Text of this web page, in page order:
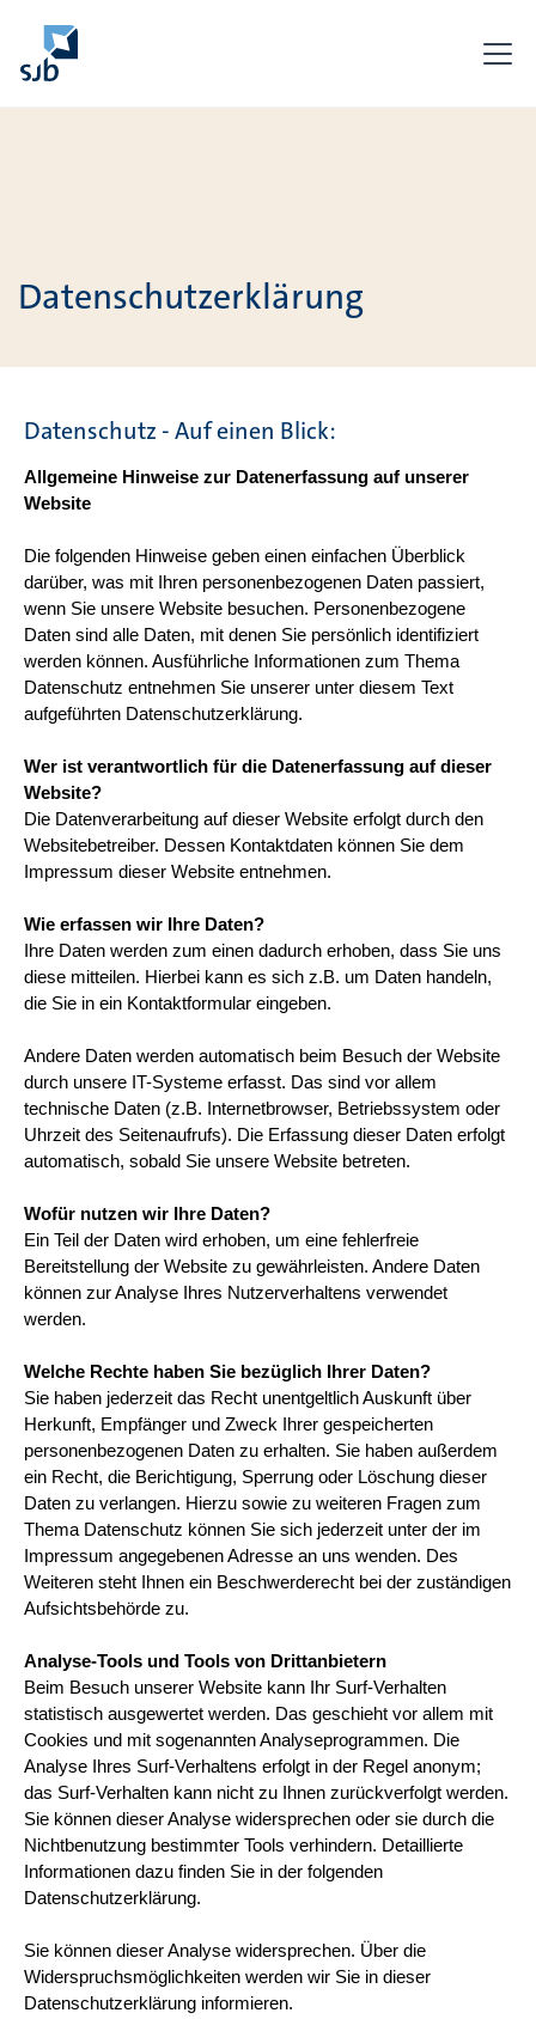
Datenschutzerklärung
Datenschutz - Auf einen Blick:
Allgemeine Hinweise zur Datenerfassung auf unserer
Website
Die folgenden Hinweise geben einen einfachen Überblick
darüber, was mit Ihren personenbezogenen Daten passiert,
wenn Sie unsere Website besuchen. Personenbezogene
Daten sind alle Daten, mit denen Sie persönlich identifiziert
werden können. Ausführliche Informationen zum Thema
Datenschutz entnehmen Sie unserer unter diesem Text
aufgeführten Datenschutzerklärung.
Wer ist verantwortlich für die Datenerfassung auf dieser
Website?
Die Datenverarbeitung auf dieser Website erfolgt durch den
Websitebetreiber. Dessen Kontaktdaten können Sie dem
Impressum dieser Website entnehmen.
Wie erfassen wir Ihre Daten?
Ihre Daten werden zum einen dadurch erhoben, dass Sie uns
diese mitteilen. Hierbei kann es sich z.B. um Daten handeln,
die Sie in ein Kontaktformular eingeben.
Andere Daten werden automatisch beim Besuch der Website
durch unsere IT-Systeme erfasst. Das sind vor allem
technische Daten (z.B. Internetbrowser, Betriebssystem oder
Uhrzeit des Seitenaufrufs). Die Erfassung dieser Daten erfolgt
automatisch, sobald Sie unsere Website betreten.
Wofür nutzen wir Ihre Daten?
Ein Teil der Daten wird erhoben, um eine fehlerfreie
Bereitstellung der Website zu gewährleisten. Andere Daten
können zur Analyse Ihres Nutzerverhaltens verwendet
werden.
Welche Rechte haben Sie bezüglich Ihrer Daten?
Sie haben jederzeit das Recht unentgeltlich Auskunft über
Herkunft, Empfänger und Zweck Ihrer gespeicherten
personenbezogenen Daten zu erhalten. Sie haben außerdem
ein Recht, die Berichtigung, Sperrung oder Löschung dieser
Daten zu verlangen. Hierzu sowie zu weiteren Fragen zum
Thema Datenschutz können Sie sich jederzeit unter der im
Impressum angegebenen Adresse an uns wenden. Des
Weiteren steht Ihnen ein Beschwerderecht bei der zuständigen
Aufsichtsbehörde zu.
Analyse-Tools und Tools von Drittanbietern
Beim Besuch unserer Website kann Ihr Surf-Verhalten
statistisch ausgewertet werden. Das geschieht vor allem mit
Cookies und mit sogenannten Analyseprogrammen. Die
Analyse Ihres Surf-Verhaltens erfolgt in der Regel anonym;
das Surf-Verhalten kann nicht zu Ihnen zurückverfolgt werden.
Sie können dieser Analyse widersprechen oder sie durch die
Nichtbenutzung bestimmter Tools verhindern. Detaillierte
Informationen dazu finden Sie in der folgenden
Datenschutzerklärung.
Sie können dieser Analyse widersprechen. Über die
Widerspruchsmöglichkeiten werden wir Sie in dieser
Datenschutzerklärung informieren.